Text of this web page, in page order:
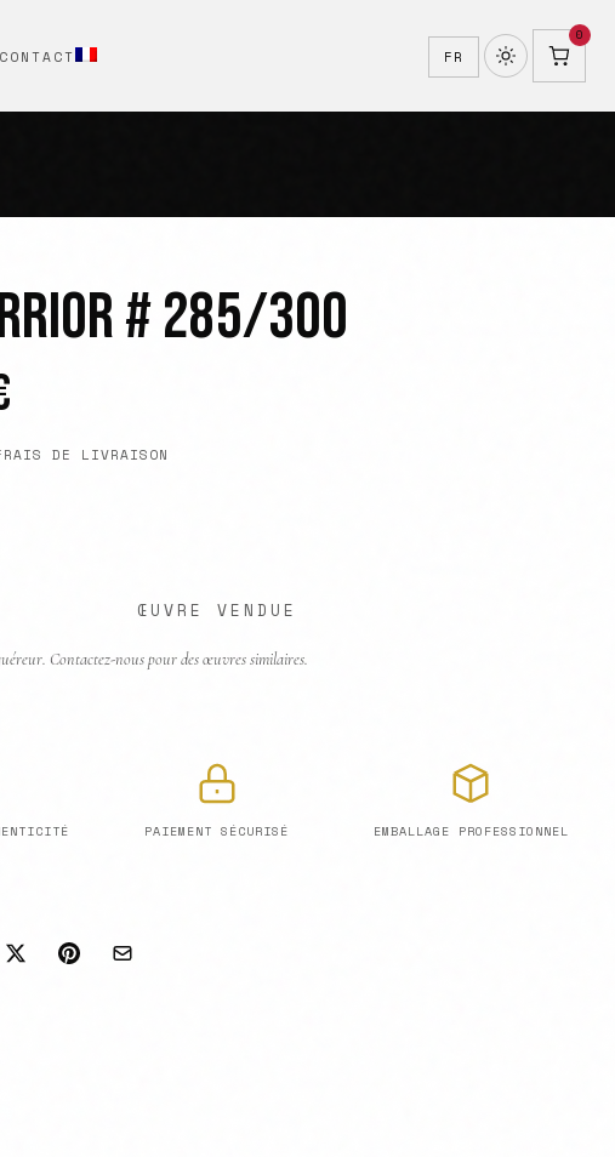
CONTACT FR
0
# 285/300
DE LIVRAISON
ŒUVRE VENDUE
Contactez-nous pour des œuvres similaires.
PAIEMENT SÉCURISÉ EMBALLAGE PROFESSIONNEL